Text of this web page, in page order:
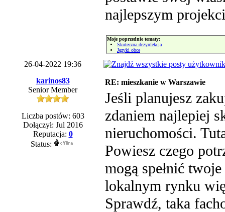
najlepszym
Moje poprzednie tematy:
Skuteczna dezynfekcja
Języki obce
26-04-2022 19:36
karinos83
Senior Member
Liczba postów: 603
Dołączył: Jul 2016
Reputacja: 0
Status:
RE: mieszkanie w Warszawie
Jeśli planujesz
zdaniem najlepiej
nieruchomości.
Powiesz czego
mogą spełnić
lokalnym rynku
Sprawdź, taka